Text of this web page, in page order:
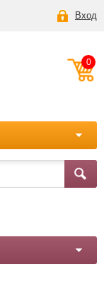
Вход
0